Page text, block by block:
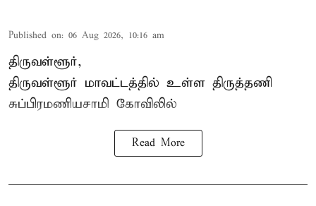
Published on: 06 Aug 2026, 10:16 am
திருவள்ளூர்,
திருவள்ளூர் மாவட்டத்தில் உள்ள திருத்தணி
சுப்பிரமணியசாமி கோவிலில்
Read More